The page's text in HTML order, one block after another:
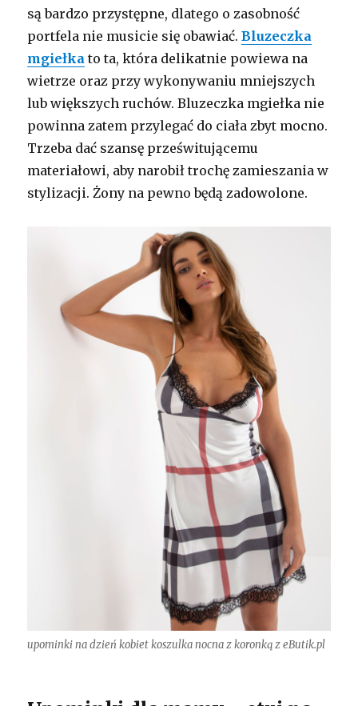
są bardzo przystępne, dlatego o zasobność
portfela nie musicie się obawiać.Bluzeczka
mgiełka to ta, która delikatnie powiewa na
wietrze oraz przy wykonywaniu mniejszych
lub większych ruchów. Bluzeczka mgiełka nie
powinna zatem przylegać do ciała zbyt mocno.
Trzeba dać szansę prześwitującemu
materiałowi, aby narobił trochę zamieszania w
stylizacji. Żony na pewno będą zadowolone.
upominki na dzień kobiet koszulka nocna z koronką z eButik.pl